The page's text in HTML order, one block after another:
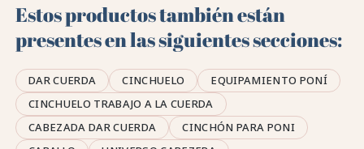
Estos productos también están
presentes en las siguientes secciones:
DAR CUERDA CINCHUELO
EQUIPAMIENTO PONÍ
CINCHUELO TRABAJO A LA CUERDA
CABEZADA DAR CUERDA
CINCHÓN PARA PONI